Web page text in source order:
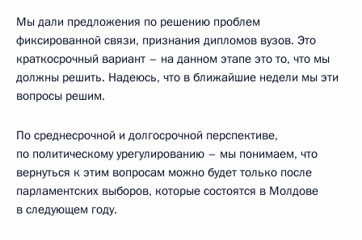
Мы дали предложения по решению проблем
фиксированной связи, признания дипломов вузов. Это
краткосрочный вариант – на данном этапе это то, что мы
должны решить. Надеюсь, что в ближайшие недели мы эти
вопросы решим.
По среднесрочной и долгосрочной перспективе,
по политическому урегулированию – мы понимаем, что
вернуться к этим вопросам можно будет только после
парламентских выборов, которые состоятся в Молдове
в следующем году.